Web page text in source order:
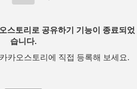
스토리로 공유하기 기능이 종료되었
습니다.
카오스토리에 직접 등록해 보세요.